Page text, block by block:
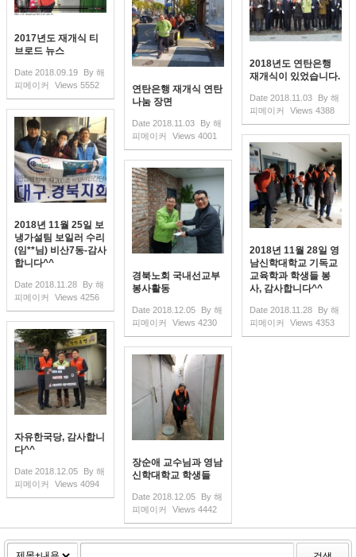
2017년도 재개식 티
브로드 뉴스
Date 2018.09.19 By 해
피메이커
Views 5552
2018년도 연탄은행
재개식이 있었습니다.
Date 2018.11.03 By 해
피메이커
Views 4388
연탄은행 재개식 연탄
나눔 장면
Date 2018.11.03 By 해
피메이커
Views 4001
2018년 11월 25일 보
냉가설팀 보일러 수리
(임**님) 비산7동-감사
합니다^^
Date 2018.11.28 By 해
피메이커
Views 4256
2018년 11월 28일 영
남신학대학교 기독교
교육학과 학생들 봉
사, 감사합니다^^
Date 2018.11.28 By 해
피메이커
Views 4353
경북노회 국내선교부
봉사활동
Date 2018.12.05 By 해
피메이커
Views 4230
자유한국당, 감사합니
다^^
Date 2018.12.05 By 해
피메이커
Views 4094
장순애 교수님과 영남
신학대학교 학생들
Date 2018.12.05 By 해
피메이커
Views 4442